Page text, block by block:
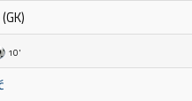
(GK)
10'